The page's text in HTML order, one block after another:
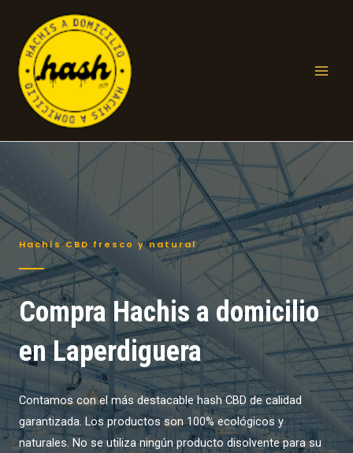
contenido
Hachís CBD fresco y natural
Compra Hachis a domicilio
en Laperdiguera
Contamos con el más destacable hash CBD de calidad
garantizada. Los productos son 100% ecológicos y
naturales. No se utiliza ningún producto disolvente para su